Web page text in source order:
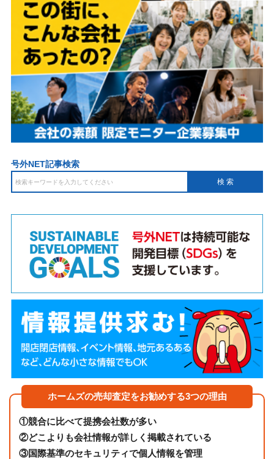
号外NET記事検索
ホームズの売却査定をお勧めする3つの理由
①競合に比べて提携会社数が多い
②どこよりも会社情報が詳しく掲載されている
③国際基準のセキュリティで個人情報を管理